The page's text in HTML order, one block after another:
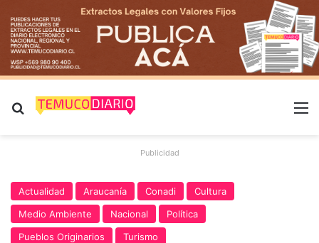
Buscar por
Publicidad
Actualidad Araucanía Conadi
Cultura
Medio Ambiente
Nacional
Política
Pueblos Originarios
Turismo